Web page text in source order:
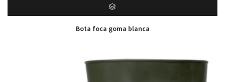
Bota foca goma blanca